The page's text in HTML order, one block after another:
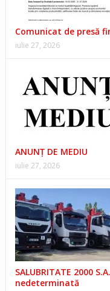
Comunicat de presă
iulie 27, 2026
ANUNŢ DE MEDIU
iulie 27, 2026
SALUBRITATE 2000
nedeterminată